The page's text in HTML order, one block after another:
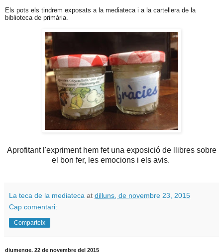
Els pots els tindrem exposats a la mediateca i a la cartellera de la
biblioteca de primària.
Aprofitant l'expriment hem fet una exposició de llibres sobre
el bon fer, les emocions i els avis.
La teca de la mediateca at dilluns, de novembre 23, 2015
Cap comentari:
Comparteix
diumenge, 22 de novembre del 2015